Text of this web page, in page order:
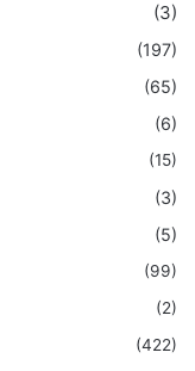
(3)
(197)
(65)
(6)
(15)
(3)
(5)
(99)
(2)
(422)